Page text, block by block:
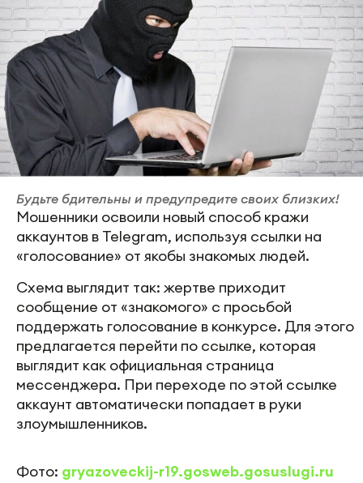
Будьте бдительны и предупредите своих близких!
Мошенники освоили новый способ кражи
аккаунтов в Telegram, используя ссылки на
«голосование» от якобы знакомых людей.
Схема выглядит так: жертве приходит
сообщение от «знакомого» с просьбой
поддержать голосование в конкурсе. Для этого
предлагается перейти по ссылке, которая
выглядит как официальная страница
мессенджера. При переходе по этой ссылке
аккаунт автоматически попадает в руки
злоумышленников.
Фото: gryazoveckij-r19.gosweb.gosuslugi.ru